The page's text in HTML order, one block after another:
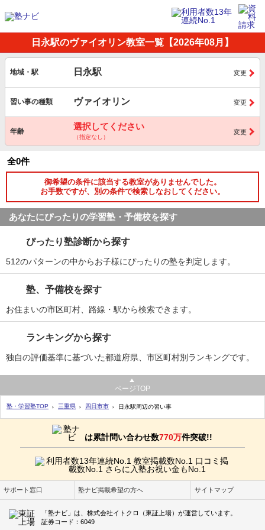
日永駅のヴァイオリン教室一覧【2026年08月】
地域・駅 日永駅 変更
習い事の種類 ヴァイオリン 変更
年齢 選択してください
（指定なし）
変更
全0件
御希望の条件に該当する教室がありませんでした。
お手数ですが、別の条件で検索しなおしてください。
あなたにぴったりの学習塾・予備校を探す
ぴったり塾診断から探す
512のパターンの中からお子様にぴったりの塾を判定します。
塾、予備校を探す
お住まいの市区町村、路線・駅から検索できます。
ランキングから探す
独自の評価基準に基づいた都道府県、市区町村別ランキングです。
ページTOP
塾・学習塾TOP 三重県 四日市市 日永駅周辺の習い事
は累計問い合わせ数770万件突破!!
サポート窓口 塾ナビ掲載希望の方へ サイトマップ
「塾ナビ」は、株式会社イトクロ（東証上場）が運営しています。
証券コード：6049